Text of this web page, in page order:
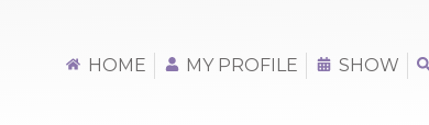
HOME MY PROFILE SHOW